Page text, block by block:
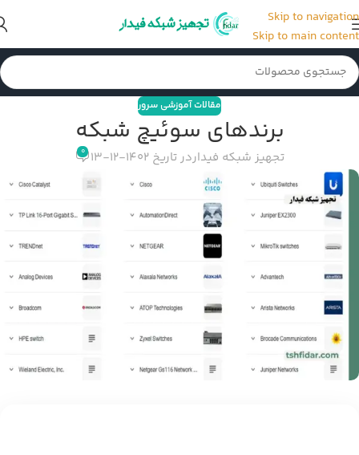
Skip to navigation
Skip to main content
مقالات آموزشی سرور
برندهای سوئیچ شبکه
تجهیز شبکه فیداردر تاریخ 1402-12-13 0